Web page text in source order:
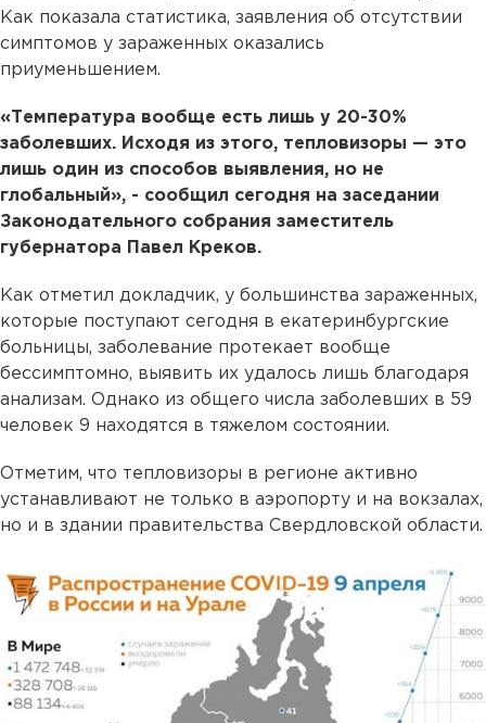
Как показала статистика, заявления об отсутствии
симптомов у зараженных оказались
приуменьшением.
«Температура вообще есть лишь у 20-30%
заболевших. Исходя из этого, тепловизоры — это
лишь один из способов выявления, но не
глобальный», - сообщил сегодня на заседании
Законодательного собрания заместитель
губернатора Павел Креков.
Как отметил докладчик, у большинства зараженных,
которые поступают сегодня в екатеринбургские
больницы, заболевание протекает вообще
бессимптомно, выявить их удалось лишь благодаря
анализам. Однако из общего числа заболевших в 59
человек 9 находятся в тяжелом состоянии.
Отметим, что тепловизоры в регионе активно
устанавливают не только в аэропорту и на вокзалах,
но и в здании правительства Свердловской области.